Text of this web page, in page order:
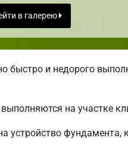
в галерею
и недорого
на участке
фундамента,